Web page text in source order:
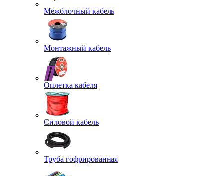
Межблочный кабель
Монтажный кабель
Оплетка кабеля
Силовой кабель
Труба гофрированная